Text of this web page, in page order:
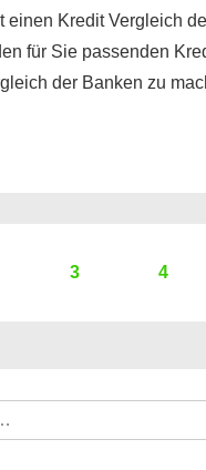
einen Kredit Vergleich
für Sie passenden
der Banken zu
3 4